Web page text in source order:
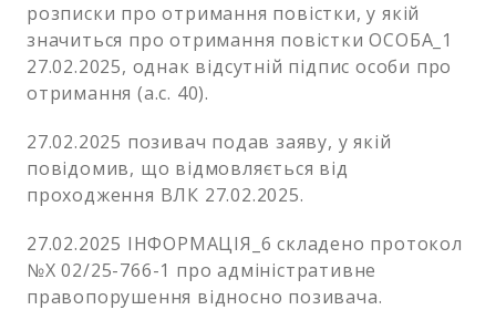
розписки про отримання повістки, у якій
значиться про отримання повістки ОСОБА_1
27.02.2025, однак відсутній підпис особи про
отримання (а.с. 40).
27.02.2025 позивач подав заяву, у якій
повідомив, що відмовляється від
проходження ВЛК 27.02.2025.
27.02.2025 ІНФОРМАЦІЯ_6 складено протокол
№Х 02/25-766-1 про адміністративне
правопорушення відносно позивача.